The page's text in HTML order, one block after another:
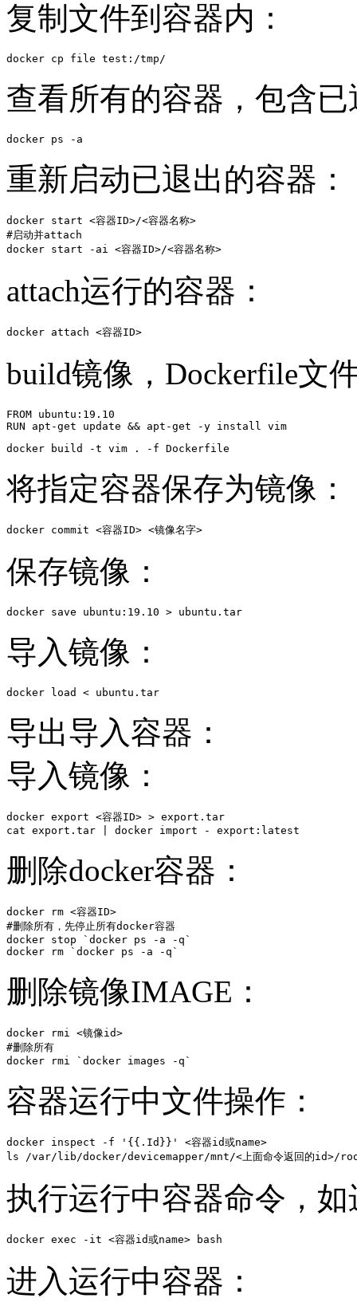
复制文件到容器内：
docker cp file test:/tmp/
查看所有的容器，包含
docker ps -a
重新启动已退出的容器：
docker start <容器ID>/<容器名称>
#启动并attach
docker start -ai <容器ID>/<容器名称>
attach运行的容器：
docker attach <容器ID>
build镜像，Dockerfile文
FROM ubuntu:19.10
RUN apt-get update && apt-get -y install vim
docker build -t vim . -f Dockerfile
将指定容器保存为镜像：
docker commit <容器ID> <镜像名字>
保存镜像：
docker save ubuntu:19.10 > ubuntu.tar
导入镜像：
docker load < ubuntu.tar
导出导入容器：
导入镜像：
docker export <容器ID> > export.tar
cat export.tar | docker import - export:latest
删除docker容器：
docker rm <容器ID>
#删除所有，先停止所有docker容器
docker stop `docker ps -a -q`
docker rm `docker ps -a -q`
删除镜像IMAGE：
docker rmi <镜像id>
#删除所有
docker rmi `docker images -q`
容器运行中文件操作：
docker inspect -f '{{.Id}}' <容器id或name>
ls /var/lib/docker/devicemapper/mnt/<上面命令返回的id>/
执行运行中容器命令，如
docker exec -it <容器id或name> bash
进入运行中容器：